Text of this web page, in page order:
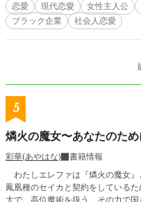
恋愛 現代恋愛 女性主人公
ブラック企業
社会人恋愛
5
燐火の魔女〜あなたのた
彩華(あやはな)
書籍情報
わたしエレファは『燐火の魔女
鳳凰種のセイカと契約をしている
大で、高位魔術を扱う。その力で国を滅ぼし